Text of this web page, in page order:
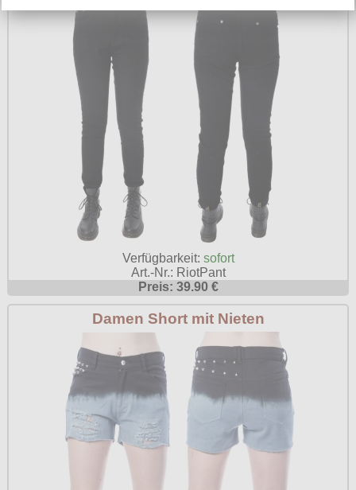
Verfügbarkeit: sofort
Art.-Nr.: RiotPant
Preis: 39.90 €
Damen Short mit Nieten